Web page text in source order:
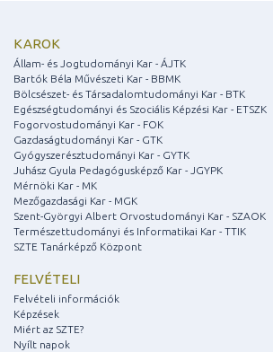
KAROK
Állam- és Jogtudományi Kar - ÁJTK
Bartók Béla Művészeti Kar - BBMK
Bölcsészet- és Társadalomtudományi Kar - BTK
Egészségtudományi és Szociális Képzési Kar - ETSZK
Fogorvostudományi Kar - FOK
Gazdaságtudományi Kar - GTK
Gyógyszerésztudományi Kar - GYTK
Juhász Gyula Pedagógusképző Kar - JGYPK
Mérnöki Kar - MK
Mezőgazdasági Kar - MGK
Szent-Györgyi Albert Orvostudományi Kar - SZAOK
Természettudományi és Informatikai Kar - TTIK
SZTE Tanárképző Központ
FELVÉTELI
Felvételi információk
Képzések
Miért az SZTE?
Nyílt napok